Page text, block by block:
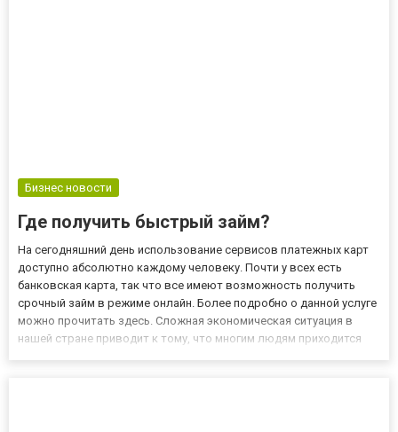
Бизнес новости
Где получить быстрый займ?
На сегодняшний день использование сервисов платежных карт
доступно абсолютно каждому человеку. Почти у всех есть
банковская карта, так что все имеют возможность получить
срочный займ в режиме онлайн. Более подробно о данной услуге
можно прочитать здесь. Сложная экономическая ситуация в
нашей стране приводит к тому, что многим людям приходится